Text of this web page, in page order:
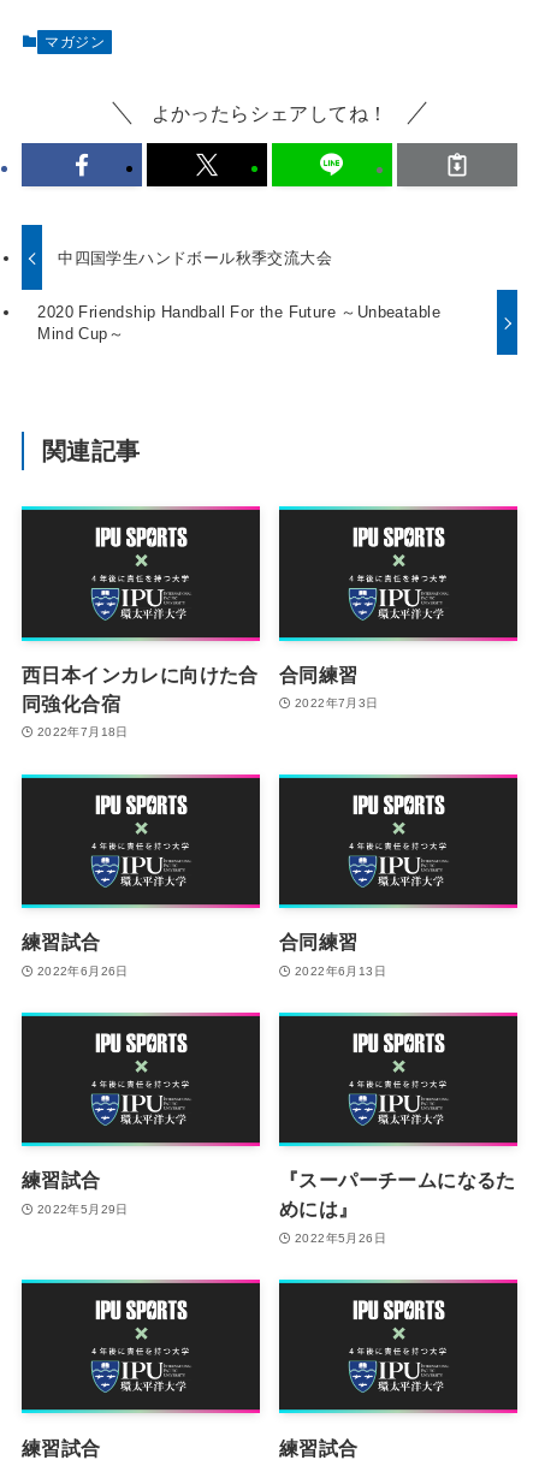
マガジン
よかったらシェアしてね！
中四国学生ハンドボール秋季交流大会
2020 Friendship Handball For the Future ～Unbeatable
Mind Cup～
関連記事
西日本インカレに向けた合
同強化合宿
2022年7月18日
合同練習
2022年7月3日
練習試合
2022年6月26日
合同練習
2022年6月13日
練習試合
2022年5月29日
『スーパーチームになるた
めには』
2022年5月26日
練習試合 練習試合